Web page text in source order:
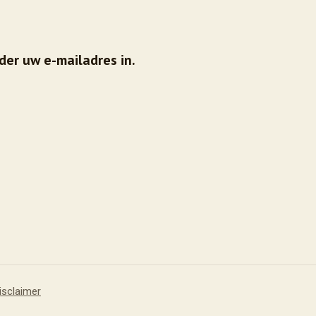
uw e-mailadres in.